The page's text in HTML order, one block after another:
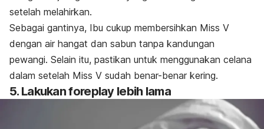
setelah melahirkan.
Sebagai gantinya, Ibu cukup membersihkan Miss V
dengan air hangat dan sabun tanpa kandungan
pewangi. Selain itu, pastikan untuk menggunakan celana
dalam setelah Miss V sudah benar-benar kering.
5. Lakukanforeplay lebih lama